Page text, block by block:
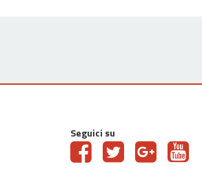
Seguici su